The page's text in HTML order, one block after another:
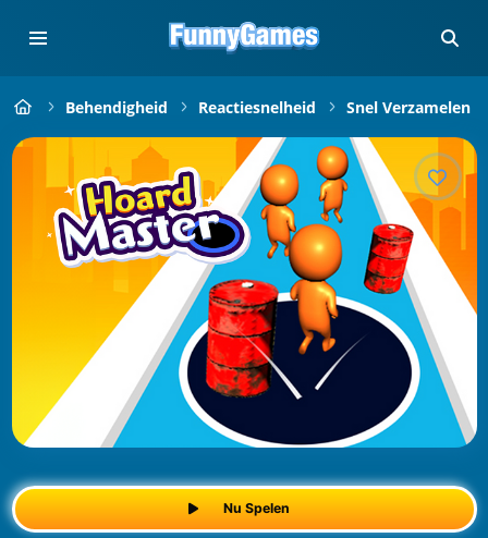
Behendigheid Reactiesnelheid Snel Verzamelen
Nu Spelen